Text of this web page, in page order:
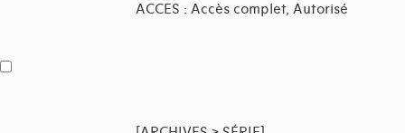
ACCES : Accès complet, Autorisé